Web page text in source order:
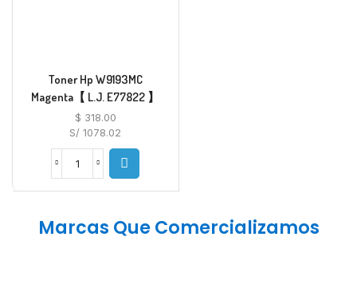
Toner Hp W9193MC
Magenta【 L.J. E77822 】
$ 318.00
S/ 1078.02
Toner
L.J.
Marcas Que Comercializamos